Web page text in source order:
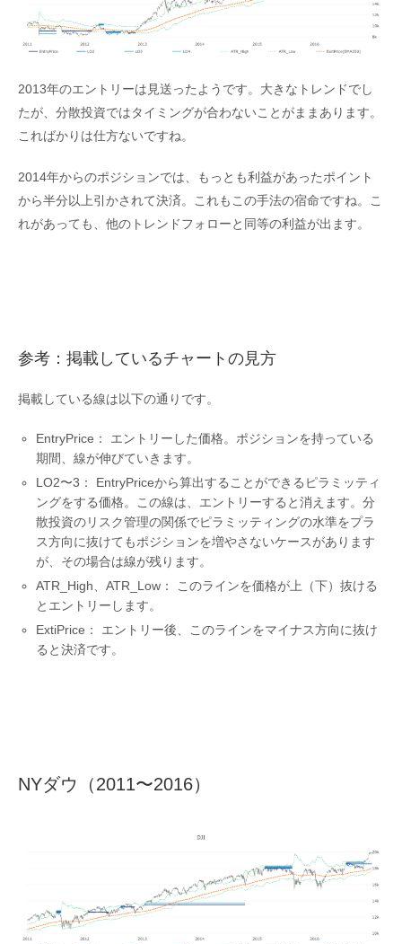
2013年のエントリーは見送ったようです。大きなトレンドでし
たが、分散投資ではタイミングが合わないことがままあります。
こればかりは仕方ないですね。
2014年からのポジションでは、もっとも利益があったポイント
から半分以上引かされて決済。これもこの手法の宿命ですね。こ
れがあっても、他のトレンドフォローと同等の利益が出ます。
参考：掲載しているチャートの見方
掲載している線は以下の通りです。
EntryPrice： エントリーした価格。ポジションを持っている
期間、線が伸びていきます。
LO2〜3： EntryPriceから算出することができるピラミッティ
ングをする価格。この線は、エントリーすると消えます。分
散投資のリスク管理の関係でピラミッティングの水準をプラ
ス方向に抜けてもポジションを増やさないケースがあります
が、その場合は線が残ります。
ATR_High、ATR_Low： このラインを価格が上（下）抜ける
とエントリーします。
ExtiPrice： エントリー後、このラインをマイナス方向に抜け
ると決済です。
NYダウ（2011〜2016）